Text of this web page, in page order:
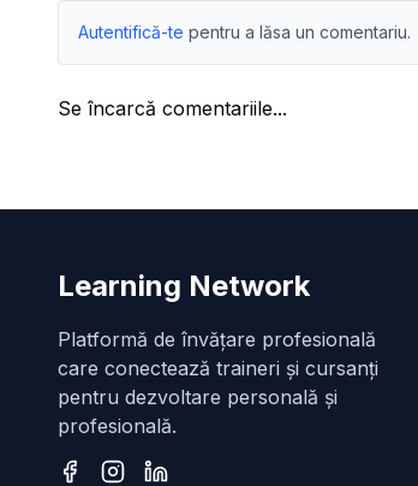
Autentifică-te pentru a lăsa un comentariu.
Se încarcă comentariile...
Learning Network
Platformă de învățare profesională
care conectează traineri și cursanți
pentru dezvoltare personală și
profesională.